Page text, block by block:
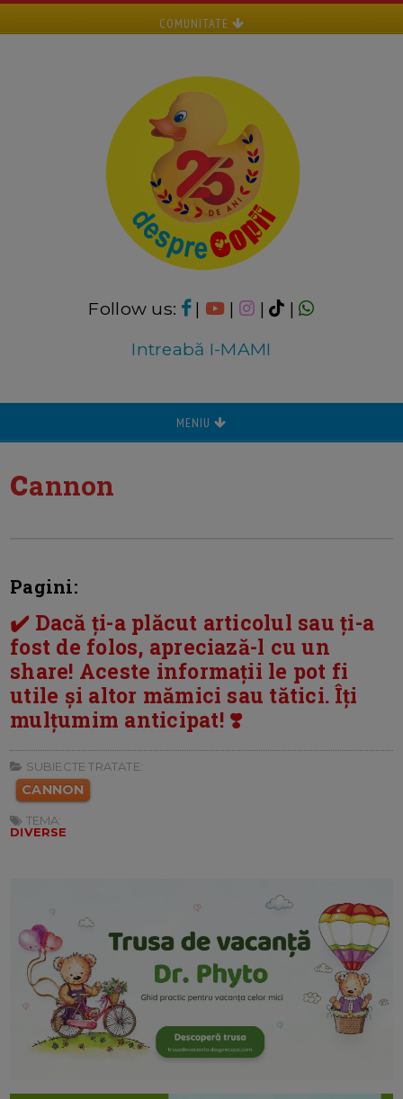
COMUNITATE
Follow us: | | |
|
Intreabă I-MAMI
MENIU
cannon
Pagini:
✔️ Dacă ți-a plăcut articolul sau ți-a
fost de folos, apreciază-l cu un
share! Aceste informații le pot fi
utile și altor mămici sau tătici. Îți
mulțumim anticipat! ❣️
SUBIECTE TRATATE:
CANNON
TEMA:
DIVERSE